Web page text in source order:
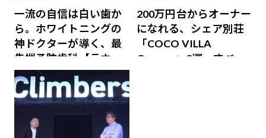
一流の自信は白い歯か
ら。ホワイトニングの
神ドクターが導く、最
先端予防歯科【ラウン
ジ会員特典あり】
200万円台からオーナー
になれる、シェア別荘
「COCO VILLA
Owners」3選。すべて